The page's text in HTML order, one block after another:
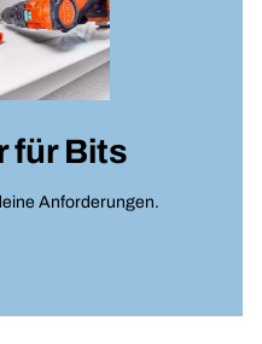
fürBits
Anforderungen.